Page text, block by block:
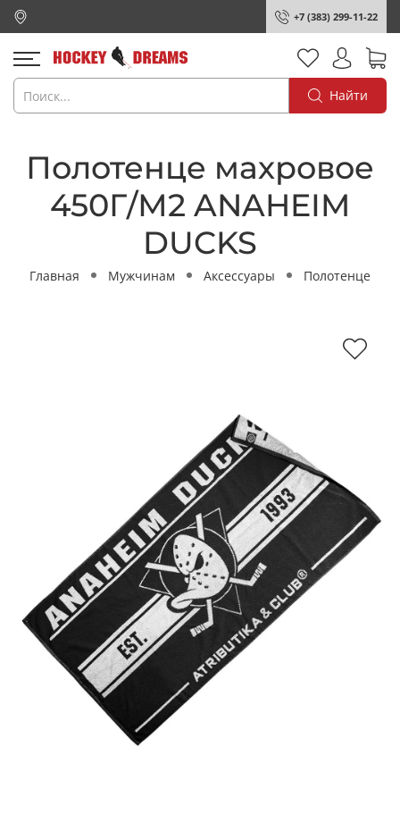
+7 (383) 299-11-22
Найти
Полотенце махровое
450Г/М2 ANAHEIM
DUCKS
Главная Мужчинам Аксессуары Полотенце